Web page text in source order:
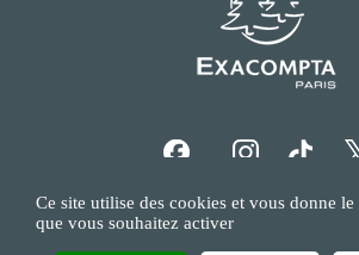
Ce site utilise des cookies et vous donne
que vous souhaitez activer